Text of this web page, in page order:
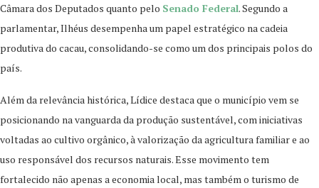
Câmara dos Deputados quanto pelo Senado Federal. Segundo a
parlamentar, Ilhéus desempenha um papel estratégico na cadeia
produtiva do cacau, consolidando-se como um dos principais polos do
país.
Além da relevância histórica, Lídice destaca que o município vem se
posicionando na vanguarda da produção sustentável, com iniciativas
voltadas ao cultivo orgânico, à valorização da agricultura familiar e ao
uso responsável dos recursos naturais. Esse movimento tem
fortalecido não apenas a economia local, mas também o turismo de